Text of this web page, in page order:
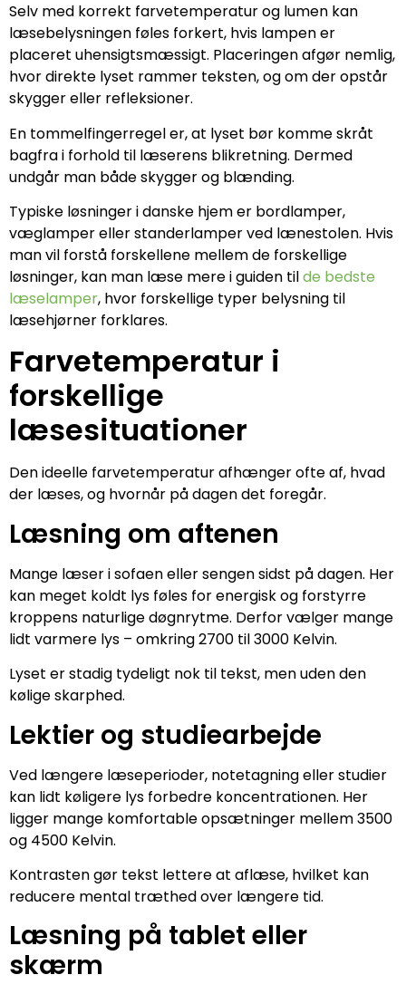
Selv med korrekt farvetemperatur og lumen kan
læsebelysningen føles forkert, hvis lampen er
placeret uhensigtsmæssigt. Placeringen afgør nemlig,
hvor direkte lyset rammer teksten, og om der opstår
skygger eller refleksioner.
En tommelfingerregel er, at lyset bør komme skråt
bagfra i forhold til læserens blikretning. Dermed
undgår man både skygger og blænding.
Typiske løsninger i danske hjem er bordlamper,
væglamper eller standerlamper ved lænestolen. Hvis
man vil forstå forskellene mellem de forskellige
løsninger, kan man læse mere i guiden tilde bedste
læselamper, hvor forskellige typer belysning til
læsehjørner forklares.
Farvetemperatur i
forskellige
læsesituationer
Den ideelle farvetemperatur afhænger ofte af, hvad
der læses, og hvornår på dagen det foregår.
Læsning om aftenen
Mange læser i sofaen eller sengen sidst på dagen. Her
kan meget koldt lys føles for energisk og forstyrre
kroppens naturlige døgnrytme. Derfor vælger mange
lidt varmere lys – omkring 2700 til 3000 Kelvin.
Lyset er stadig tydeligt nok til tekst, men uden den
kølige skarphed.
Lektier og studiearbejde
Ved længere læseperioder, notetagning eller studier
kan lidt køligere lys forbedre koncentrationen. Her
ligger mange komfortable opsætninger mellem 3500
og 4500 Kelvin.
Kontrasten gør tekst lettere at aflæse, hvilket kan
reducere mental træthed over længere tid.
Læsning på tablet eller
skærm